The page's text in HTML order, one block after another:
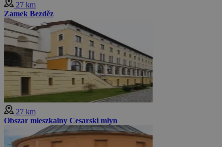
27 km
Zamek Bezděz
27 km
Obszar mieszkalny Cesarski młyn